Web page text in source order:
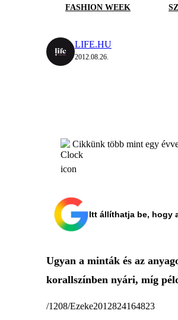
FASHION WEEK
LIFE.HU
2012.08.26.
Cikkünk több mint egy
Itt állíthatja be, hogy
Ugyan a minták és az
korallszínben nyári, míg
/1208/Ezeke2012824164823